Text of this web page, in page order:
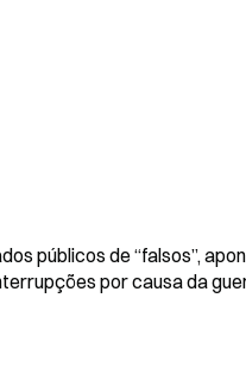
públicos de “falsos”,
por causa da